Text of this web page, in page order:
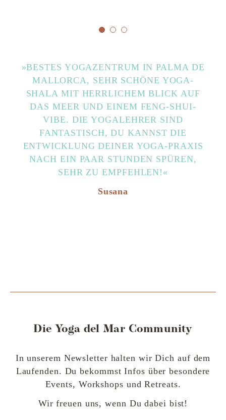
»BESTES YOGAZENTRUM IN PALMA DE
MALLORCA, SEHR SCHÖNE YOGA-
SHALA MIT HERRLICHEM BLICK AUF
DAS MEER UND EINEM FENG-SHUI-
VIBE. DIE YOGALEHRER SIND
FANTASTISCH, DU KANNST DIE
ENTWICKLUNG DEINER YOGA-PRAXIS
NACH EIN PAAR STUNDEN SPÜREN,
SEHR ZU EMPFEHLEN!«
Susana
Die Yoga del Mar Community
In unserem Newsletter halten wir Dich auf dem
Laufenden. Du bekommst Infos über besondere
Events, Workshops und Retreats.
Wir freuen uns, wenn Du dabei bist!